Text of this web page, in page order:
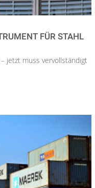
FÜR STAHL
jetzt muss vervollständigt